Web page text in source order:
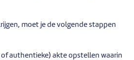
moet je de volgende stappen
of authentieke) akte opstellen waarin